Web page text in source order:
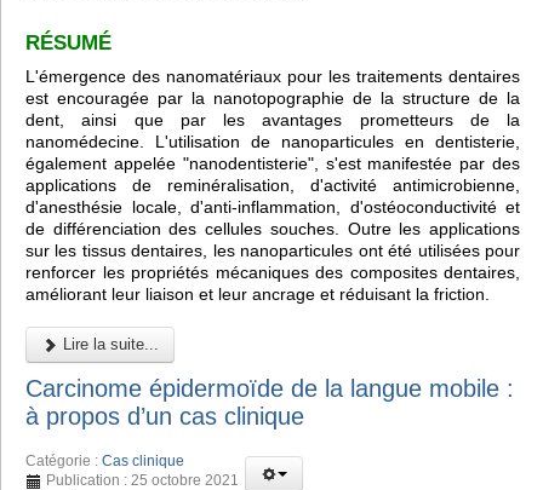
RÉSUMÉ
L'émergence des nanomatériaux pour les traitements dentaires
est encouragée par la nanotopographie de la structure de la
dent, ainsi que par les avantages prometteurs de la
nanomédecine. L'utilisation de nanoparticules en dentisterie,
également appelée "nanodentisterie", s'est manifestée par des
applications de reminéralisation, d'activité antimicrobienne,
d'anesthésie locale, d'anti-inflammation, d'ostéoconductivité et
de différenciation des cellules souches. Outre les applications
sur les tissus dentaires, les nanoparticules ont été utilisées pour
renforcer les propriétés mécaniques des composites dentaires,
améliorant leur liaison et leur ancrage et réduisant la friction.
Lire la suite...
Carcinome épidermoïde de la langue mobile :
à propos d’un cas clinique
Catégorie : Cas clinique
Publication : 25 octobre 2021